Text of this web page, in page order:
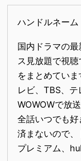
ハンドルネーム
国内ドラマの
ス見放題で視
をまとめてい
レビ、TBS、テ
WOWOWで放
全話いつでも
済まないので
プレミアム、